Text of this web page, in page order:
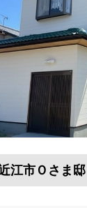
江市Ｏさま邸